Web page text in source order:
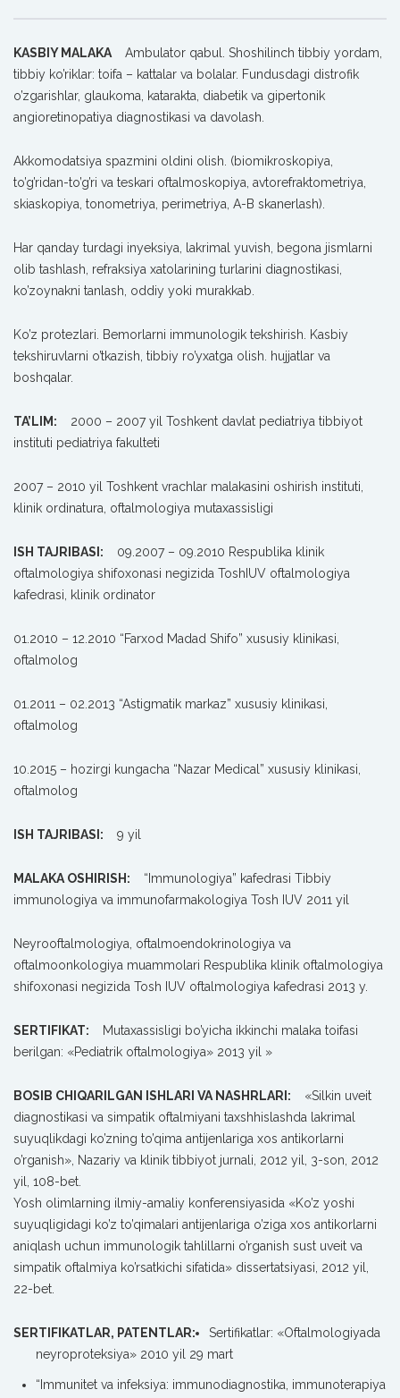
KASBIY MALAKA
Ambulator qabul. Shoshilinch tibbiy yordam,
tibbiy ko’riklar: toifa – kattalar va bolalar. Fundusdagi distrofik
o’zgarishlar, glaukoma, katarakta, diabetik va gipertonik
angioretinopatiya diagnostikasi va davolash.
Akkomodatsiya spazmini oldini olish. (biomikroskopiya,
to’g’ridan-to’g’ri va teskari oftalmoskopiya, avtorefraktometriya,
skiaskopiya, tonometriya, perimetriya, A-B skanerlash).
Har qanday turdagi inyeksiya, lakrimal yuvish, begona jismlarni
olib tashlash, refraksiya xatolarining turlarini diagnostikasi,
ko’zoynakni tanlash, oddiy yoki murakkab.
Ko’z protezlari. Bemorlarni immunologik tekshirish. Kasbiy
tekshiruvlarni o’tkazish, tibbiy ro’yxatga olish. hujjatlar va
boshqalar.
TA’LIM:
2000 – 2007 yil Toshkent davlat pediatriya tibbiyot
instituti pediatriya fakulteti
2007 – 2010 yil Toshkent vrachlar malakasini oshirish instituti,
klinik ordinatura, oftalmologiya mutaxassisligi
ISH TAJRIBASI:
09.2007 – 09.2010 Respublika klinik
oftalmologiya shifoxonasi negizida ToshIUV oftalmologiya
kafedrasi, klinik ordinator
01.2010 – 12.2010 “Farxod Madad Shifo” xususiy klinikasi,
oftalmolog
01.2011 – 02.2013 “Astigmatik markaz” xususiy klinikasi,
oftalmolog
10.2015 – hozirgi kungacha “Nazar Medical” xususiy klinikasi,
oftalmolog
ISH TAJRIBASI: 9 yil
MALAKA OSHIRISH:
“Immunologiya” kafedrasi Tibbiy
immunologiya va immunofarmakologiya Tosh IUV 2011 yil
Neyrooftalmologiya, oftalmoendokrinologiya va
oftalmoonkologiya muammolari Respublika klinik oftalmologiya
shifoxonasi negizida Tosh IUV oftalmologiya kafedrasi 2013 y.
SERTIFIKAT:
Mutaxassisligi bo’yicha ikkinchi malaka toifasi
berilgan: «Pediatrik oftalmologiya» 2013 yil »
BOSIB CHIQARILGAN ISHLARI VA NASHRLARI:
«Silkin uveit
diagnostikasi va simpatik oftalmiyani taxshhislashda lakrimal
suyuqlikdagi ko’zning to’qima antijenlariga xos antikorlarni
o’rganish», Nazariy va klinik tibbiyot jurnali, 2012 yil, 3-son, 2012
yil, 108-bet.
Yosh olimlarning ilmiy-amaliy konferensiyasida «Ko’z yoshi
suyuqligidagi ko’z to’qimalari antijenlariga o’ziga xos antikorlarni
aniqlash uchun immunologik tahlillarni o’rganish sust uveit va
simpatik oftalmiya ko’rsatkichi sifatida» dissertatsiyasi, 2012 yil,
22-bet.
SERTIFIKATLAR, PATENTLAR:
Sertifikatlar: «Oftalmologiyada
neyroproteksiya» 2010 yil 29 mart
“Immunitet va infeksiya: immunodiagnostika, immunoterapiya